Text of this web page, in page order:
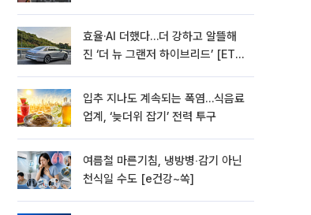
효율·AI 더했다…더 강하고 알뜰해
진 ‘더 뉴 그랜저 하이브리드’ [ET의
입추 지나도 계속되는 폭염…식음료
업계, ‘늦더위 잡기’ 전력 투구
여름철 마른기침, 냉방병‧감기 아닌
천식일 수도 [e건강~쏙]